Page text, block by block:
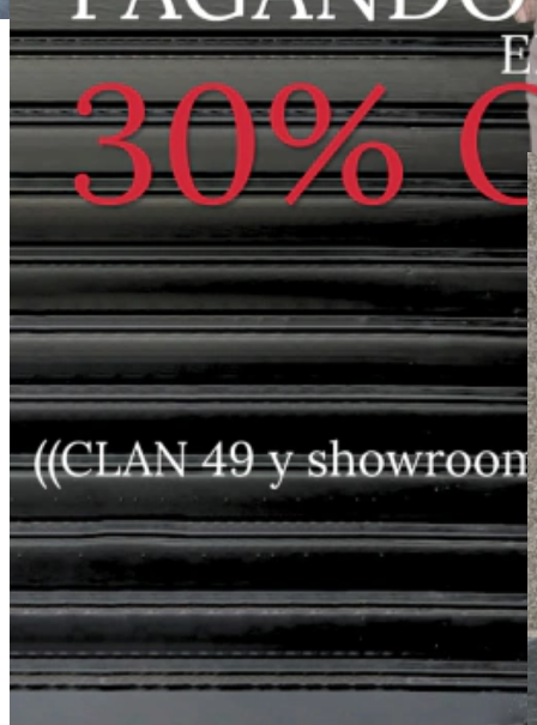
Partes de arriba
Partes de abajo